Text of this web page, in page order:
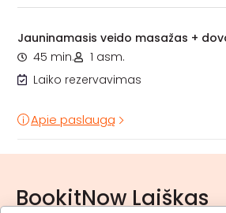
Jauninamasis veido masažas +
45 min.
1 asm.
Laiko rezervavimas
Apie paslaugą
BookitNow Laiškas